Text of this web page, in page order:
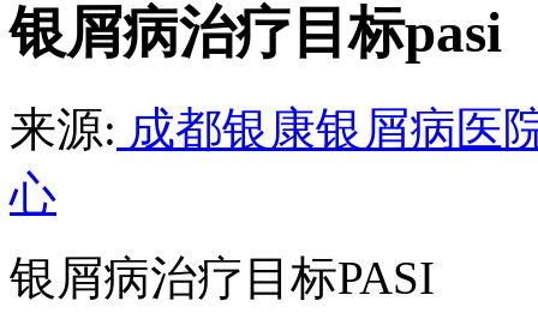
银屑病治疗目标pasi
来源: 成都银康银屑病医
心
银屑病治疗目标PASI